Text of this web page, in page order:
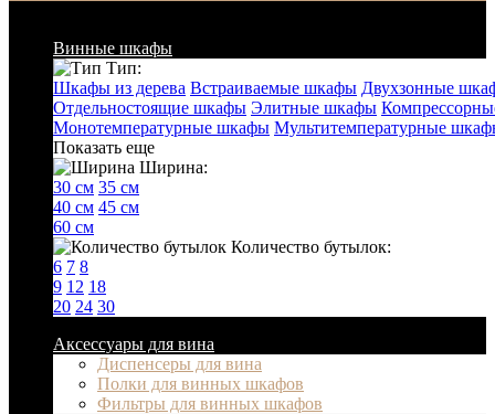
Винные шкафы
Тип:
Шкафы из дерева Встраиваемые шкафы Двухзонные
Отдельностоящие шкафы Элитные шкафы
Монотемпературные шкафы Мультитемпературные
Показать еще
Ширина:
30 см 35 см
40 см 45 см
60 см
Количество бутылок:
6 7 8
9 12 18
20 24 30
Аксессуары для вина
Диспенсеры для вина
Полки для винных шкафов
Фильтры для винных шкафов